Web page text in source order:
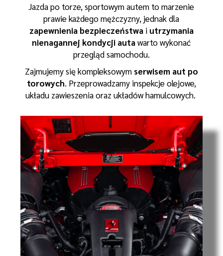
Jazda po torze, sportowym autem to marzenie
prawie każdego mężczyzny, jednak dla
zapewnienia bezpieczeństwai utrzymania
nienagannej kondycji autawarto wykonać
przegląd samochodu.
Zajmujemy się kompleksowym serwisem aut po
torowych. Przeprowadzamy inspekcje olejowe,
układu zawieszenia oraz układów hamulcowych.